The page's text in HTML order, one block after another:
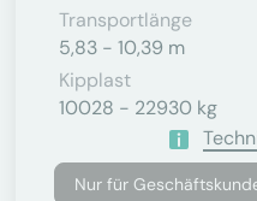
Transportlänge
5,83 - 10,39 m
Kipplast
10028 - 22930 kg
Nur für